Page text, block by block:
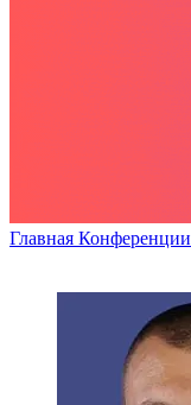
Главная Конференции